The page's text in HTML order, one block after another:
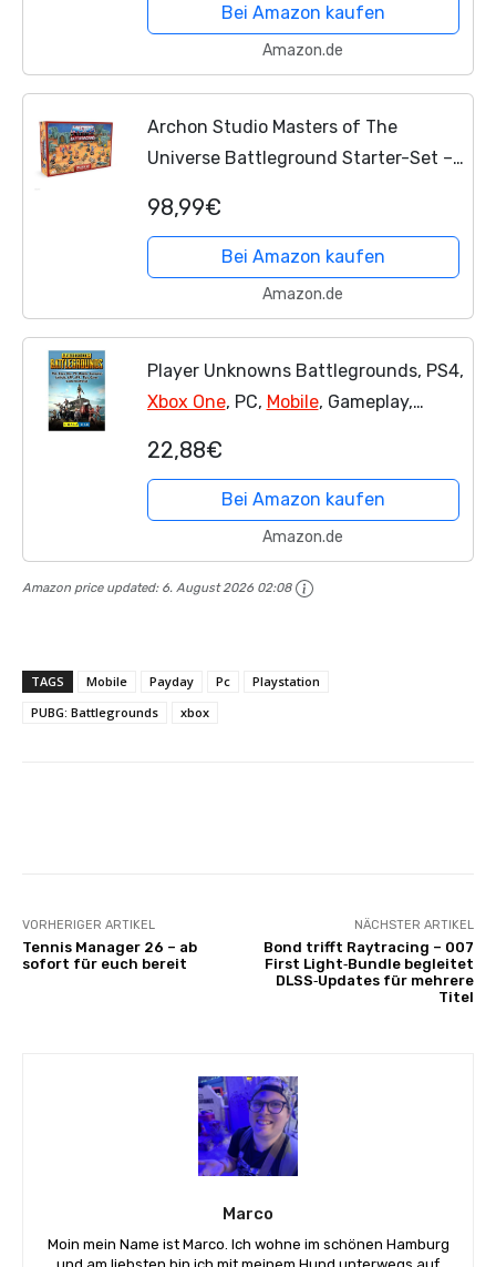
Bei Amazon kaufen
Amazon.de
Archon Studio Masters of The
Universe Battleground Starter-Set –
enthält 10 Miniaturen echter Motu-
Figuren wie He-Man und...
98,99€
Bei Amazon kaufen
Amazon.de
Player Unknowns Battlegrounds, PS4,
Xbox One, PC, Mobile, Gameplay,
Unofficial
22,88€
Bei Amazon kaufen
Amazon.de
Amazon price updated: 6. August 2026 02:08
TAGS Mobile Payday Pc
Playstation
PUBG: Battlegrounds
xbox
VORHERIGER ARTIKEL
Tennis Manager 26 – ab
sofort für euch bereit
NÄCHSTER ARTIKEL
Bond trifft Raytracing – 007
First Light‑Bundle begleitet
DLSS‑Updates für mehrere
Titel
Marco
Moin mein Name ist Marco. Ich wohne im schönen Hamburg